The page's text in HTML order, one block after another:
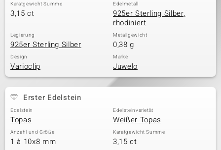
Classics
Karatgewicht Summe
3,15 ct
Edelmetall
925er Sterling Silber,
rhodiniert
Legierung
925er Sterling Silber
Metallgewicht
0,38 g
Design
Varioclip
Marke
Juwelo
Erster Edelstein
Edelstein
Topas
Edelsteinvarietät
Weißer Topas
Anzahl und Größe
1 à 10x8 mm
Karatgewicht Summe
3,15 ct